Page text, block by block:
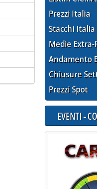
Prezzi Italia
Stacchi Italia
Medie Extra-
Andamento
Chiusure
Prezzi Spot
EVENTI -